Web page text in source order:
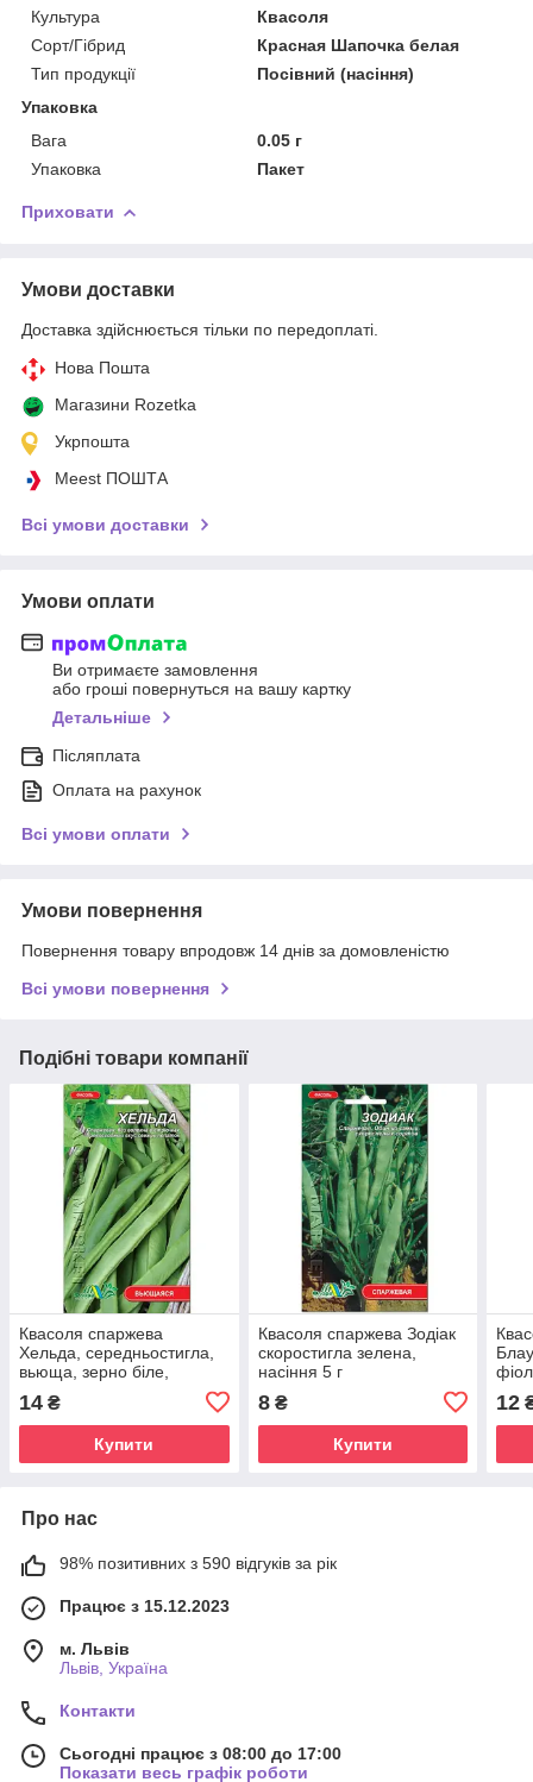
Культура
Квасоля
Сорт/Гібрид
Красная Шапочка белая
Тип продукції
Посівний (насіння)
Упаковка
Вага
0.05 г
Упаковка
Пакет
Приховати
Умови доставки
Доставка здійснюється тільки по передоплаті.
Нова Пошта
Магазини Rozetka
Укрпошта
Meest ПОШТА
Всі умови доставки
Умови оплати
Ви отримаєте замовлення
або гроші повернуться на вашу картку
Детальніше
Післяплата
Оплата на рахунок
Всі умови оплати
Умови повернення
Повернення товару впродовж 14 днів за домовленістю
Всі умови повернення
Подібні товари компанії
Квасоля спаржева
Хельда, середньостигла,
вьюща, зерно біле,
14 ₴
Купити
Квасоля спаржева Зодіак
скоростигла зелена,
насіння 5 г
8₴
Купити
12
Про нас
98% позитивних з 590 відгуків за рік
Працює з 15.12.2023
м. Львів
Львів, Україна
Контакти
Сьогодні працює з 08:00 до 17:00
Показати весь графік роботи